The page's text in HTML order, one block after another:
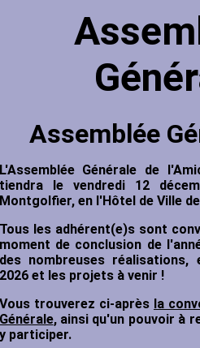
Assemblée
Générale de
le vendredi 12
en l'Hôtel de Ville
les adhérent(e)s sont
de conclusion de
nombreuses réalisations,
et les projets à venir !
trouverez ci-après la
, ainsi qu'un pouvoir à
participer.